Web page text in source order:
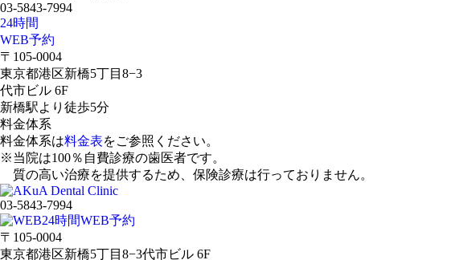
03-5843-7994
24時間
WEB予約
〒105-0004
東京都港区新橋5丁目8−3
代市ビル 6F
新橋駅より徒歩5分
料金体系
料金体系は料金表をご参照ください。
※当院は100％自費診療の歯医者です。
質の高い治療を提供するため、保険診療は行っておりません。
03-5843-7994
24時間WEB予約
〒105-0004
東京都港区新橋5丁目8−3代市ビル 6F